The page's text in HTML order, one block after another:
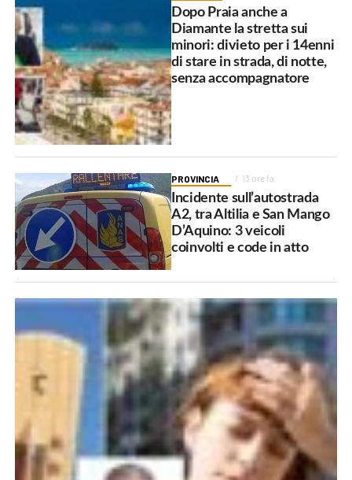
Dopo Praia anche a
Diamante la stretta sui
minori: divieto per i 14enni
di stare in strada, di notte,
senza accompagnatore
PROVINCIA 13 ore fa
Incidente sull’autostrada
A2, tra Altilia e San Mango
D’Aquino: 3 veicoli
coinvolti e code in atto